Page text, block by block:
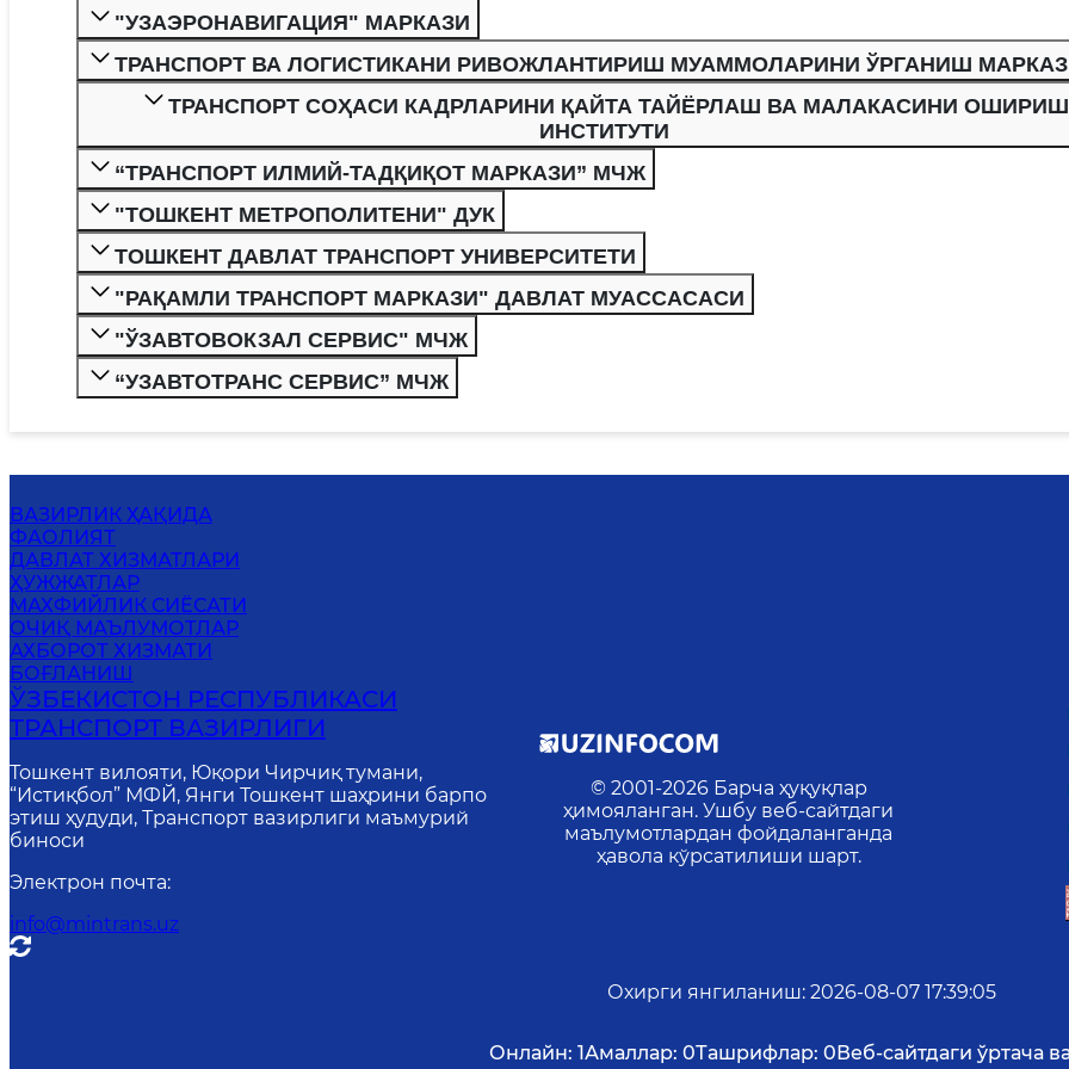
"УЗАЭРОНАВИГАЦИЯ" МАРКАЗИ
ТРАНСПОРТ ВА ЛОГИСТИКАНИ РИВОЖЛАНТИРИШ МУАММОЛАРИНИ ЎРГАНИШ
ТРАНСПОРТ СОҲАСИ КАДРЛАРИНИ ҚАЙТА ТАЙЁРЛАШ ВА МАЛАКАСИНИ ОШИРИШ
ИНСТИТУТИ
“ТРАНСПОРТ ИЛМИЙ-ТАДҚИҚОТ МАРКАЗИ” МЧЖ
"ТОШКЕНТ МЕТРОПОЛИТЕНИ" ДУК
ТОШКЕНТ ДАВЛАТ ТРАНСПОРТ УНИВЕРСИТЕТИ
"РАҚАМЛИ ТРАНСПОРТ МАРКАЗИ" ДАВЛАТ МУАССАСАСИ
"ЎЗАВТОВОКЗАЛ СЕРВИС" МЧЖ
“УЗАВТОТРАНС СЕРВИС” МЧЖ
ВАЗИРЛИК ҲАҚИДА
ФАОЛИЯТ
ДАВЛАТ ХИЗМАТЛАРИ
ҲУЖЖАТЛАР
MАХФИЙЛИК СИЁСАТИ
ОЧИҚ МАЪЛУМОТЛАР
АХБОРОТ ХИЗМАТИ
БОҒЛАНИШ
ЎЗБЕКИСТОН РЕСПУБЛИКАСИ
ТРАНСПОРТ ВАЗИРЛИГИ
Тошкент вилояти, Юқори Чирчиқ тумани,
“Истиқбол” МФЙ, Янги Тошкент шаҳрини барпо
этиш ҳудуди, Транспорт вазирлиги маъмурий
биноси
Электрон почта:
info@mintrans.uz
© 2001-2026 Барча ҳуқуқлар
ҳимояланган. Ушбу веб-сайтдаги
маълумотлардан фойдаланганда
ҳавола кўрсатилиши шарт.
Охирги янгиланиш: 2026-08-07 17:39:05
Онлайн: 1Амаллар: 0Ташрифлар: 0 Веб-сайтдаги ўртача